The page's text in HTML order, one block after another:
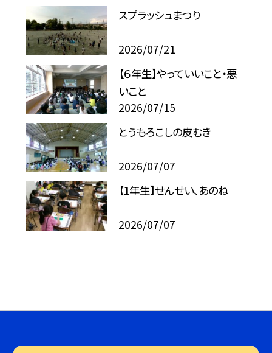
スプラッシュまつり
2026/07/21
【６年生】やっていいこと・悪
いこと
2026/07/15
とうもろこしの皮むき
2026/07/07
【1年生】せんせい、あのね
2026/07/07